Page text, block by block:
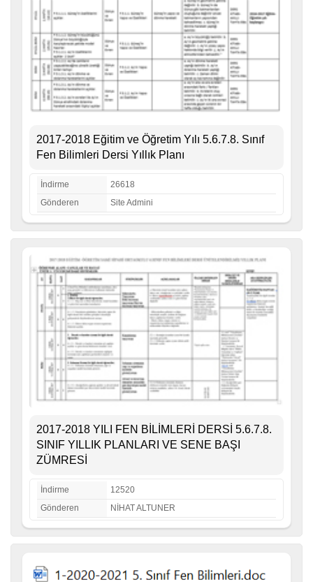
2017-2018 Eğitim ve Öğretim Yılı 5.6.7.8. Sınıf
Fen Bilimleri Dersi Yıllık Planı
İndirme
26618
Gönderen
Site Admini
2017-2018 YILI FEN BİLİMLERİ DERSİ 5.6.7.8.
SINIF YILLIK PLANLARI VE SENE BAŞI
ZÜMRESİ
İndirme
12520
Gönderen
NİHAT ALTUNER